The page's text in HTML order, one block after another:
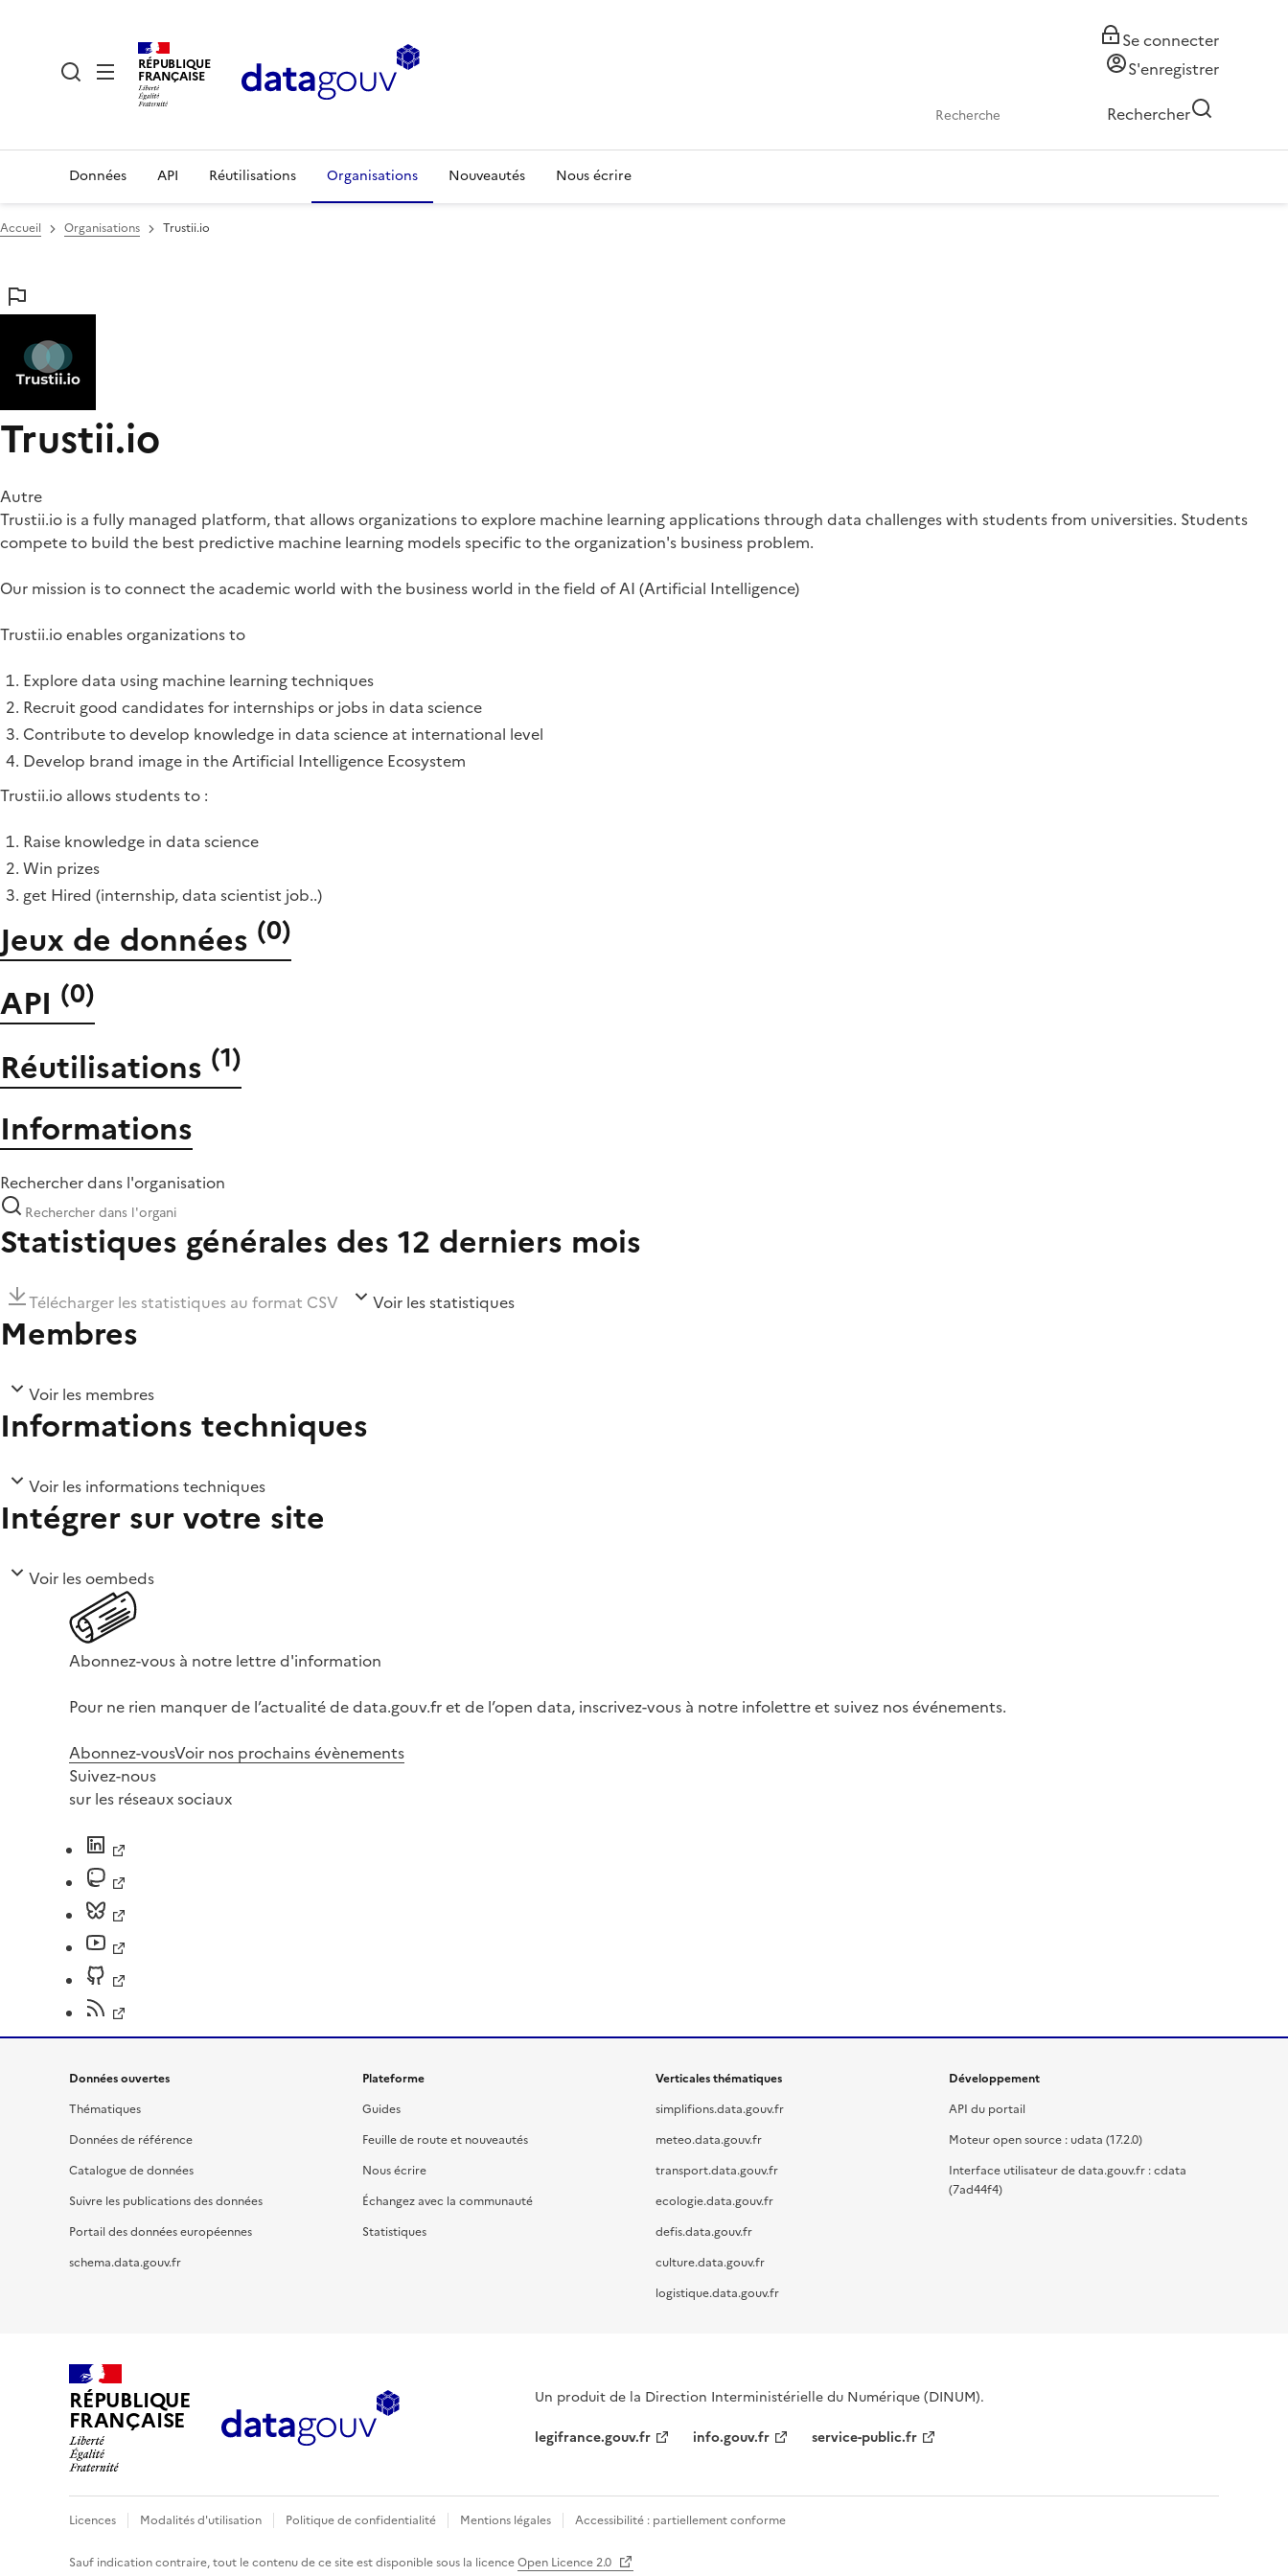
RÉPUBLIQUE
FRANÇAISE
Se connecter
S'enregistrer
Rechercher
Données API Réutilisations Organisations Nouveautés Nous écrire
Accueil Organisations Trustii.io
Trustii.io
Autre
Trustii.io is a fully managed platform, that allows organizations to explore machine learning applications through data challenges with students from universities. Students
compete to build the best predictive machine learning models specific to the organization's business problem.
Our mission is to connect the academic world with the business world in the field of AI (Artificial Intelligence)
Trustii.io enables organizations to
Explore data using machine learning techniques
Recruit good candidates for internships or jobs in data science
Contribute to develop knowledge in data science at international level
Develop brand image in the Artificial Intelligence Ecosystem
Trustii.io allows students to :
Raise knowledge in data science
Win prizes
get Hired (internship, data scientist job..)
Jeux de données (0)
API (0)
Réutilisations (1)
Informations
Rechercher dans l'organisation
Statistiques générales des 12 derniers mois
Télécharger les statistiques au format CSV Voir les statistiques
Membres
Voir les membres
Informations techniques
Voir les informations techniques
Intégrer sur votre site
Voir les oembeds
Abonnez-vous à notre lettre d'information
Pour ne rien manquer de l’actualité de data.gouv.fr et de l’open data, inscrivez-vous à notre infolettre et suivez nos événements.
Abonnez-vousVoir nos prochains évènements
Suivez-nous
sur les réseaux sociaux
Données ouvertes
Thématiques
Données de référence
Catalogue de données
Suivre les publications des données
Portail des données européennes
schema.data.gouv.fr
Plateforme
Guides
Feuille de route et nouveautés
Nous écrire
Échangez avec la communauté
Statistiques
Verticales thématiques
simplifions.data.gouv.fr
meteo.data.gouv.fr
transport.data.gouv.fr
ecologie.data.gouv.fr
defis.data.gouv.fr
culture.data.gouv.fr
logistique.data.gouv.fr
Développement
API du portail
Moteur open source : udata (17.2.0)
Interface utilisateur de data.gouv.fr : cdata
(7ad44f4)
RÉPUBLIQUE
FRANÇAISE
Un produit de la Direction Interministérielle du Numérique (DINUM).
legifrance.gouv.fr
info.gouv.fr service-public.fr
Licences Modalités d'utilisation Politique de confidentialité Mentions légales Accessibilité : partiellement conforme
Sauf indication contraire, tout le contenu de ce site est disponible sous la licenceOpen Licence 2.0